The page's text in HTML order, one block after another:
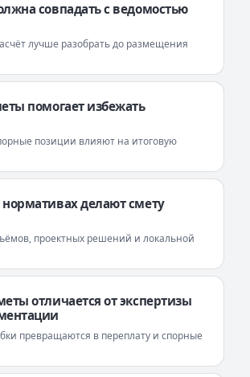
совпадать с ведомостью
лучше разобрать до размещения
помогает избежать
позиции влияют на итоговую
делают смету
проектных решений и локальной
отличается от экспертизы
превращаются в переплату и спорные